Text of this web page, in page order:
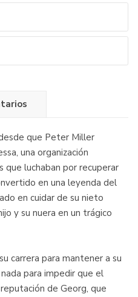
que Peter Miller
una organización
que luchaban por recuperar
en una leyenda del
en cuidar de su nieto
y su nuera en un trágico
carrera para mantener a su
para impedir que el
de Georg, que